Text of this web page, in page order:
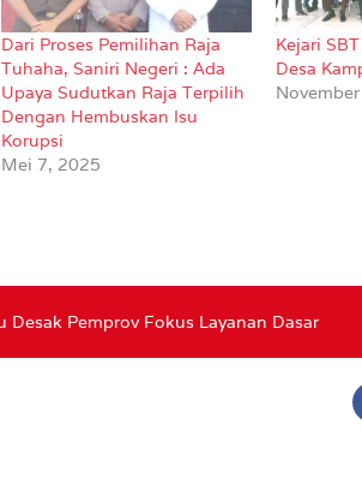
Dari Proses Pemilihan Raja
Tuhaha, Saniri Negeri : Ada
Upaya Sudutkan Raja Terpilih
Dengan Hembuskan Isu
Korupsi
Mei 7, 2025
Kejari
Desa
Desak Pemprov Fokus Layanan Dasar